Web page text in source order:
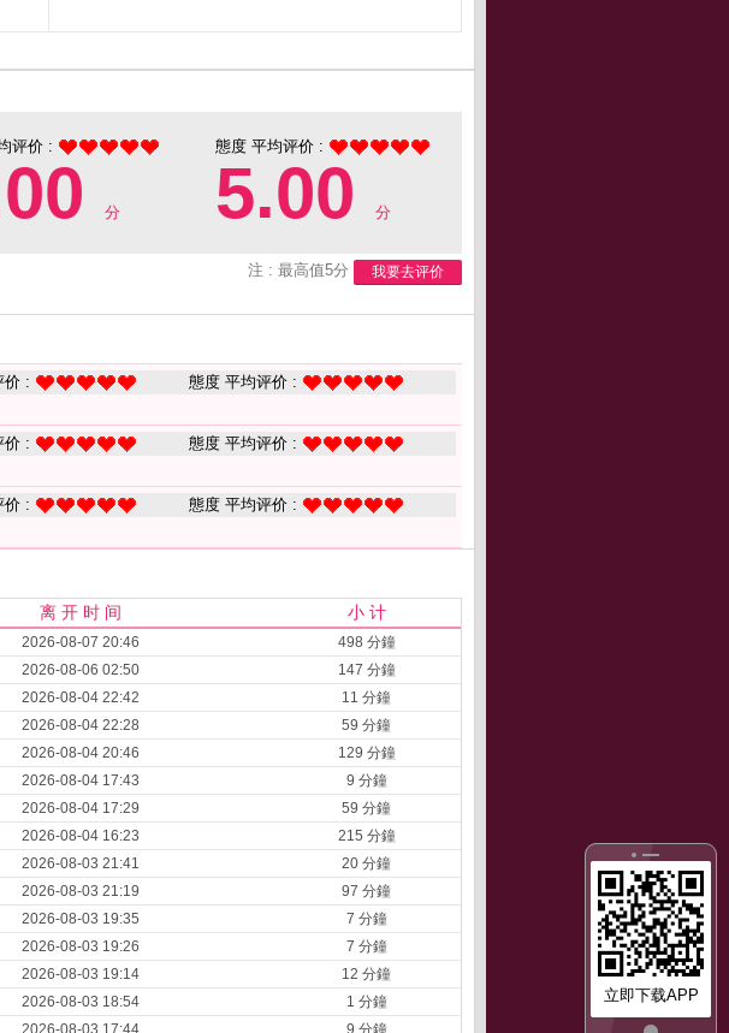
立即下载APP
评价 :
分
態度 平均评价 :
5.00 分
注 : 最高值5分 我要去评价
价 :
態度 平均评价 :
价 :
態度 平均评价 :
价 :
態度 平均评价 :
离 开 时 间 小 计
2026-08-07 20:46
498 分鐘
2026-08-06 02:50
147 分鐘
2026-08-04 22:42
11 分鐘
2026-08-04 22:28
59 分鐘
2026-08-04 20:46
129 分鐘
2026-08-04 17:43
9 分鐘
2026-08-04 17:29
59 分鐘
2026-08-04 16:23
215 分鐘
2026-08-03 21:41
20 分鐘
2026-08-03 21:19
97 分鐘
2026-08-03 19:35
7 分鐘
2026-08-03 19:26
7 分鐘
2026-08-03 19:14
12 分鐘
2026-08-03 18:54
1 分鐘
2026-08-03 17:44 9 分鐘